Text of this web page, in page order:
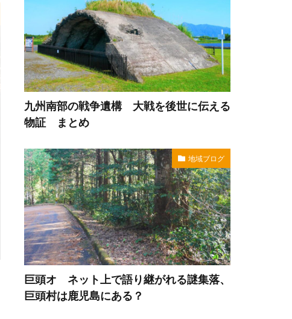
九州南部の戦争遺構 大戦を後世に伝える
物証 まとめ
地域ブログ
巨頭オ ネット上で語り継がれる謎集落、
巨頭村は鹿児島にある？